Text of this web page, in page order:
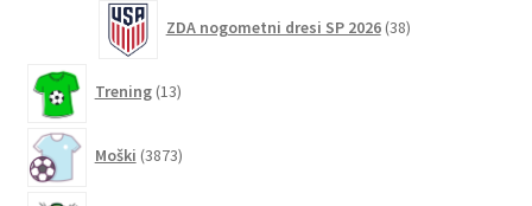
ZDA nogometni dresi SP 2026 38izdelkov
Trening 13izdelkov
Moški 3873izdelkov